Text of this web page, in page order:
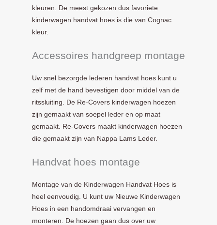
kleuren. De meest gekozen dus favoriete
kinderwagen handvat hoes is die van Cognac
kleur.
Accessoires handgreep montage
Uw snel bezorgde lederen handvat hoes kunt u
zelf met de hand bevestigen door middel van de
ritssluiting. De Re-Covers kinderwagen hoezen
zijn gemaakt van soepel leder en op maat
gemaakt. Re-Covers maakt kinderwagen hoezen
die gemaakt zijn van Nappa Lams Leder.
Handvat hoes montage
Montage van de Kinderwagen Handvat Hoes is
heel eenvoudig. U kunt uw Nieuwe Kinderwagen
Hoes in een handomdraai vervangen en
monteren. De hoezen gaan dus over uw